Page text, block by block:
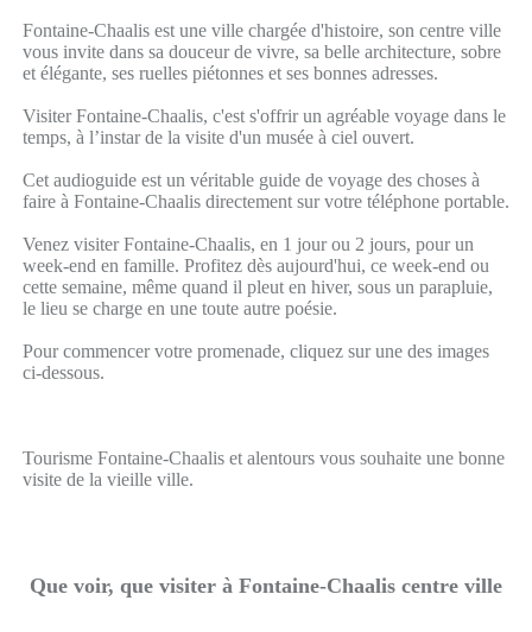
Fontaine-Chaalis est une ville chargée d'histoire, son centre ville
vous invite dans sa douceur de vivre, sa belle architecture, sobre
et élégante, ses ruelles piétonnes et ses bonnes adresses.
Visiter Fontaine-Chaalis, c'est s'offrir un agréable voyage dans le
temps, à l’instar de la visite d'un musée à ciel ouvert.
Cet audioguide est un véritable guide de voyage des choses à
faire à Fontaine-Chaalis directement sur votre téléphone portable.
Venez visiter Fontaine-Chaalis, en 1 jour ou 2 jours, pour un
week-end en famille. Profitez dès aujourd'hui, ce week-end ou
cette semaine, même quand il pleut en hiver, sous un parapluie,
le lieu se charge en une toute autre poésie.
Pour commencer votre promenade, cliquez sur une des images
ci-dessous.
Tourisme Fontaine-Chaalis et alentours vous souhaite une bonne
visite de la vieille ville.
Que voir, que visiter à Fontaine-Chaalis centre ville